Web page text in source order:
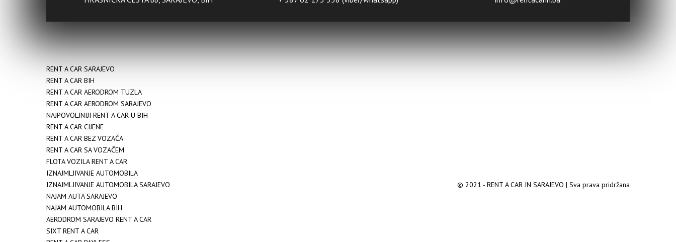
RENT A CAR SARAJEVO
RENT A CAR BIH
RENT A CAR AERODROM TUZLA
RENT A CAR AERODROM SARAJEVO
NAJPOVOLJNIJI RENT A CAR U BIH
RENT A CAR CIJENE
RENT A CAR BEZ VOZAČA
RENT A CAR SA VOZAČEM
FLOTA VOZILA RENT A CAR
IZNAJMLJIVANJE AUTOMOBILA
IZNAJMLJIVANJE AUTOMOBILA SARAJEVO
NAJAM AUTA SARAJEVO
NAJAM AUTOMOBILA BIH
AERODROM SARAJEVO RENT A CAR
SIXT RENT A CAR
© 2021 - RENT A CAR IN SARAJEVO | Sva prava pridržana